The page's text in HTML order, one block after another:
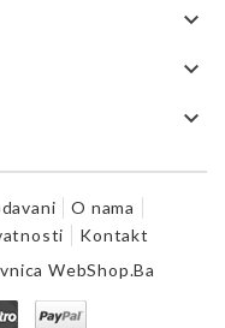



O nama
Kontakt
WebShop.Ba